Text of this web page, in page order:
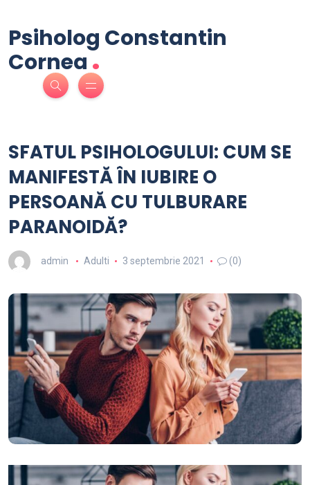
Psiholog Constantin
Cornea.
SFATUL PSIHOLOGULUI: CUM SE
MANIFESTĂ ÎN IUBIRE O
PERSOANĂ CU TULBURARE
PARANOIDĂ?
admin Adulti 3 septembrie 2021 (0)